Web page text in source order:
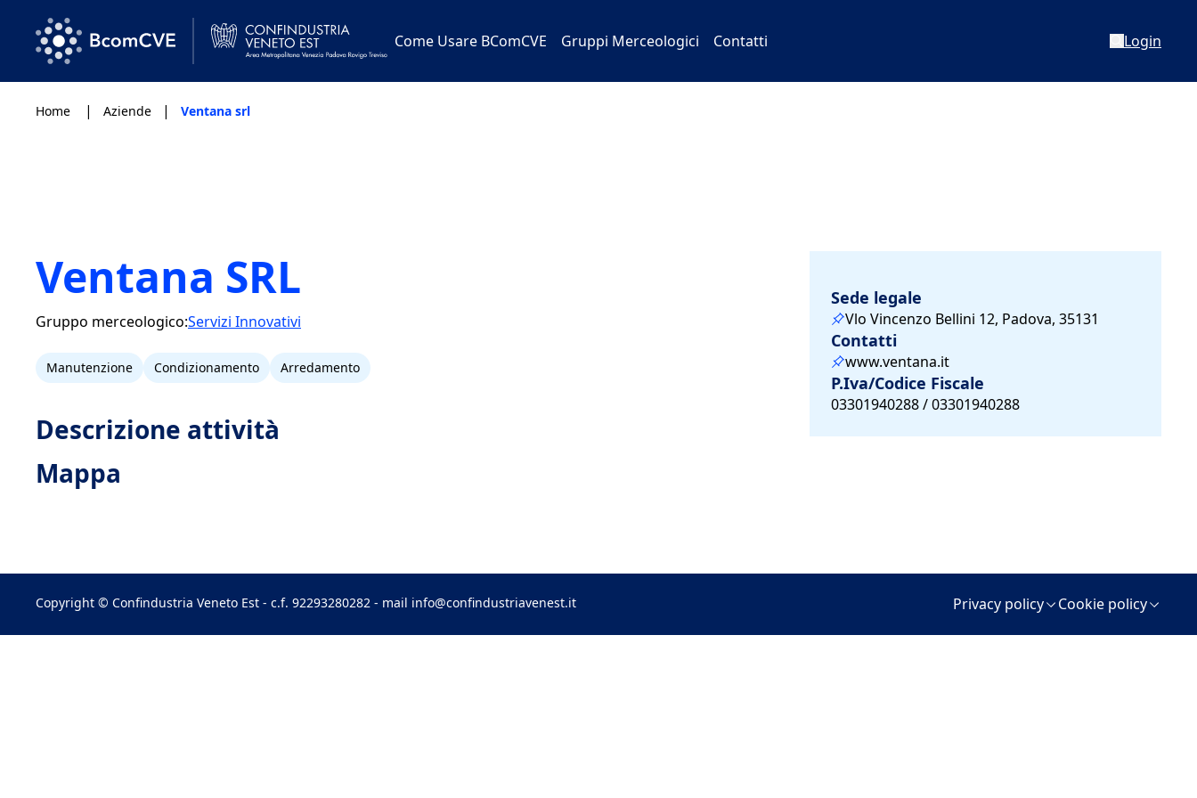
Come Usare BComCVE Gruppi Merceologici Contatti Login
Home | Aziende | Ventana srl
Ventana SRL
Gruppo merceologico:Servizi Innovativi
Manutenzione Condizionamento Arredamento
Descrizione attività
Mappa
Sede legale
Vlo Vincenzo Bellini 12, Padova, 35131
Contatti
www.ventana.it
P.Iva/Codice Fiscale
03301940288 / 03301940288
Copyright © Confindustria Veneto Est - c.f. 92293280282 - mail info@confindustriavenest.it Privacy policy Cookie policy